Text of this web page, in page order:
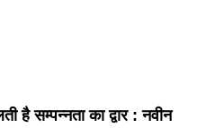
है सम्पन्नता का द्वार : नवीन